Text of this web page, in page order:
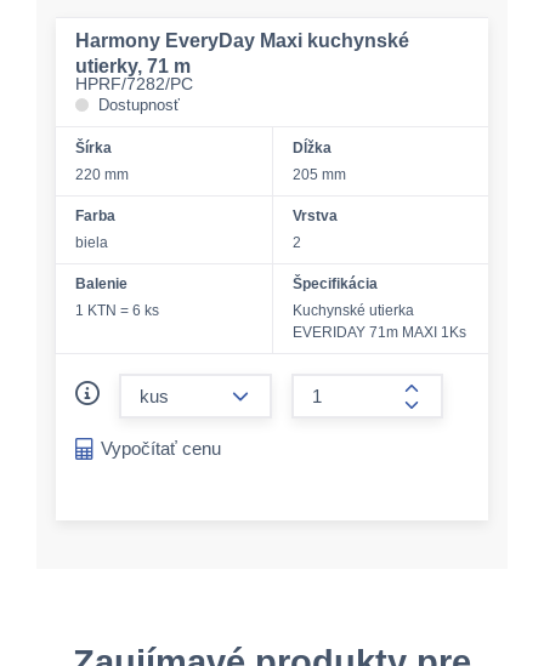
Harmony EveryDay Maxi kuchynské
utierky, 71 m
HPRF/7282/PC
Dostupnosť
Šírka
220 mm
Dĺžka
205 mm
Farba
biela
Vrstva
2
Balenie
1 KTN = 6 ks
Špecifikácia
Kuchynské utierka
EVERIDAY 71m MAXI 1Ks
form.increase-
Vypočítať cenu